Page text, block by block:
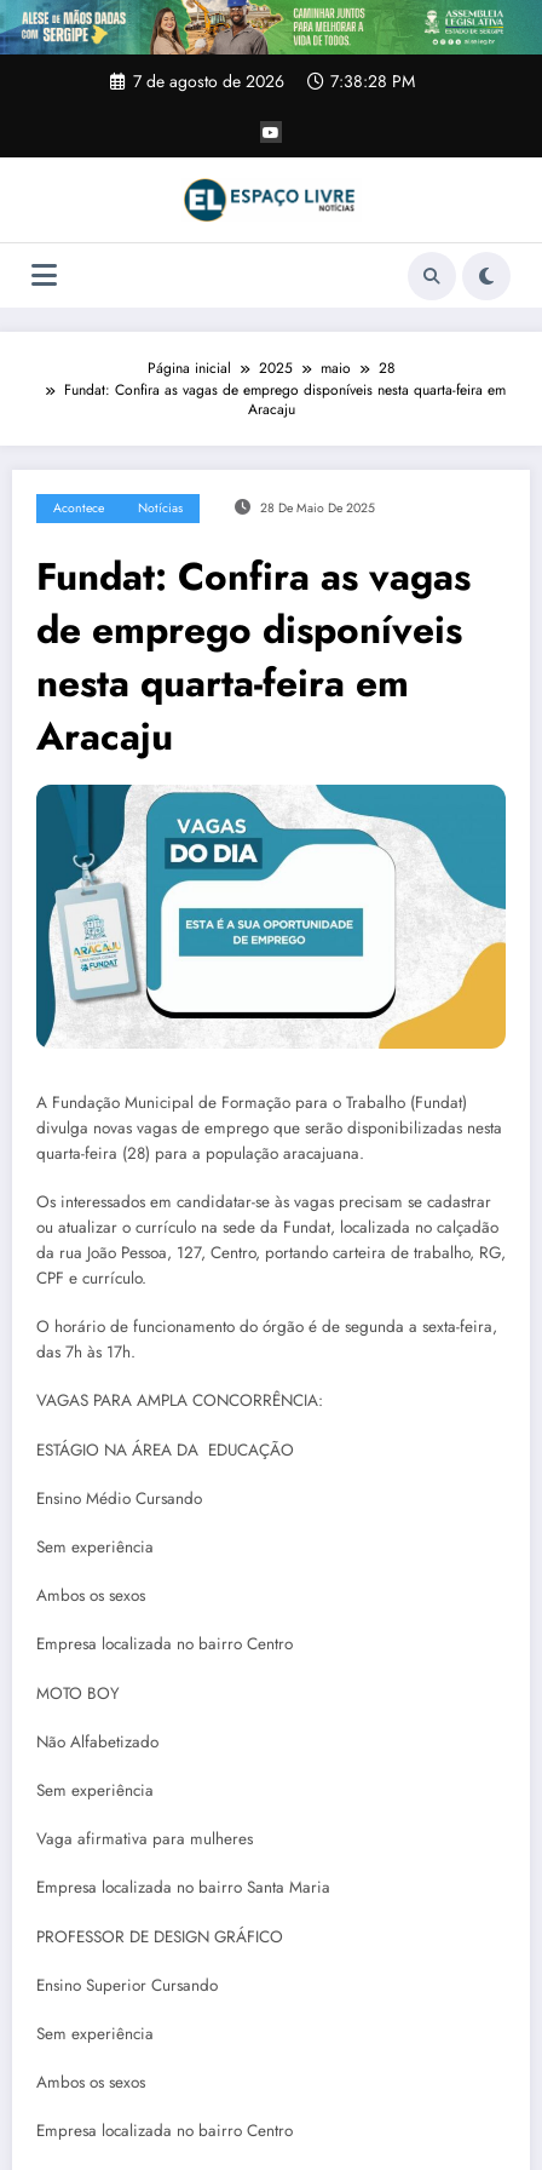
Pular
para
o
7 de agosto de 2026 7:38:29 PM
Página inicial 2025 maio
28
Fundat: Confira as vagas de emprego disponíveis nesta quarta-feira em
Aracaju
Acontece Notícias 28 De Maio De 2025
Fundat: Confira as vagas
de emprego disponíveis
nesta quarta-feira em
Aracaju
A Fundação Municipal de Formação para o Trabalho (Fundat)
divulga novas vagas de emprego que serão disponibilizadas nesta
quarta-feira (28) para a população aracajuana.
Os interessados em candidatar-se às vagas precisam se cadastrar
ou atualizar o currículo na sede da Fundat, localizada no calçadão
da rua João Pessoa, 127, Centro, portando carteira de trabalho, RG,
CPF e currículo.
O horário de funcionamento do órgão é de segunda a sexta-feira,
das 7h às 17h.
VAGAS PARA AMPLA CONCORRÊNCIA:
ESTÁGIO NA ÁREA DA EDUCAÇÃO
Ensino Médio Cursando
Sem experiência
Ambos os sexos
Empresa localizada no bairro Centro
MOTO BOY
Não Alfabetizado
Sem experiência
Vaga afirmativa para mulheres
Empresa localizada no bairro Santa Maria
PROFESSOR DE DESIGN GRÁFICO
Ensino Superior Cursando
Sem experiência
Ambos os sexos
Empresa localizada no bairro Centro